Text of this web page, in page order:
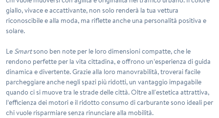
giallo, vivace e accattivante, non solo renderà la tua vettura
riconoscibile e alla moda, ma riflette anche una personalità positiva e
solare.
Le Smartsono ben note per le loro dimensioni compatte, che le
rendono perfette per la vita cittadina, e offrono un’esperienza di guida
dinamica e divertente. Grazie alla loro manovrabilità, troverai facile
parcheggiare anche negli spazi più ridotti, un vantaggio impagabile
quando ci si muove tra le strade delle città. Oltre all'estetica attrattiva,
l’efficienza dei motori e il ridotto consumo di carburante sono ideali per
chi vuole risparmiare senza rinunciare alla mobilità.